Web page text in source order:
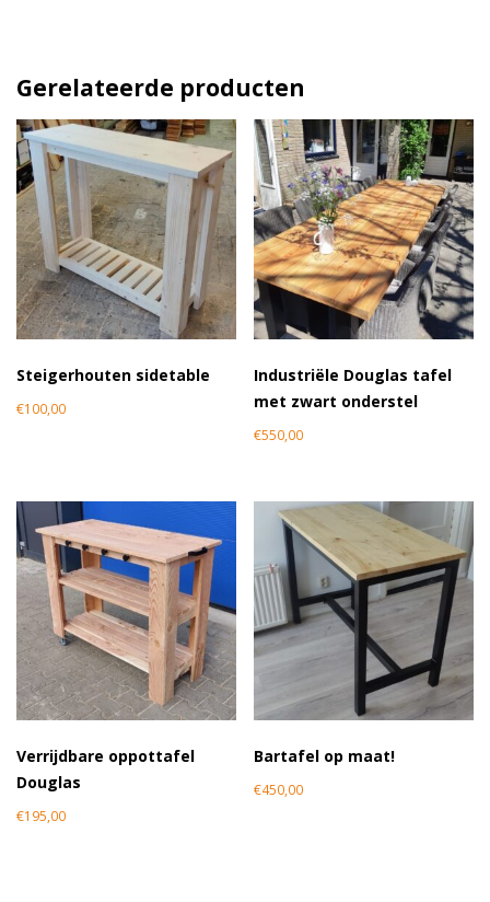
Gerelateerde producten
Steigerhouten sidetable
€100,00
Industriële Douglas tafel
met zwart onderstel
€550,00
Verrijdbare oppottafel
Douglas
€195,00
Bartafel op maat!
€450,00